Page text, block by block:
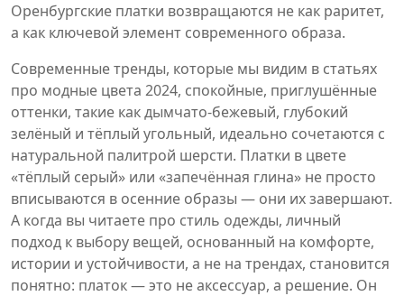
Оренбургские платки возвращаются не как раритет,
а как ключевой элемент современного образа.
Современные тренды, которые мы видим в статьях
про модные цвета 2024, спокойные, приглушённые
оттенки, такие как дымчато-бежевый, глубокий
зелёный и тёплый угольный, идеально сочетаются с
натуральной палитрой шерсти. Платки в цвете
«тёплый серый» или «запечённая глина» не просто
вписываются в осенние образы — они их завершают.
А когда вы читаете про стиль одежды, личный
подход к выбору вещей, основанный на комфорте,
истории и устойчивости, а не на трендах, становится
понятно: платок — это не аксессуар, а решение. Он